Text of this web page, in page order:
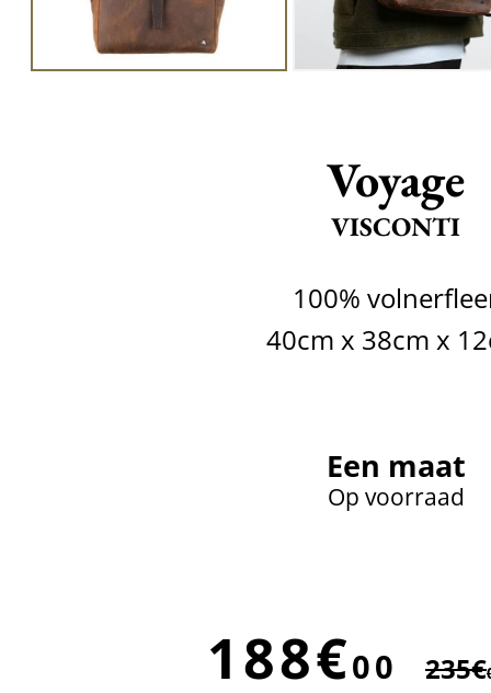
Voyage
VISCONTI
100%
40cm x 38cm x
Een maat
Op voorraad
188€00 235€